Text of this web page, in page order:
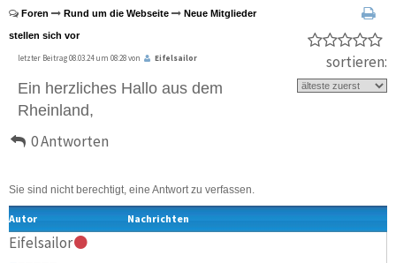
Foren Rund um die Webseite Neue Mitglieder
stellen sich vor
letzter Beitrag 08.03.24 um 08:28 von Eifelsailor
Ein herzliches Hallo aus dem
Rheinland,
0 Antworten
sortieren:
Sie sind nicht berechtigt, eine Antwort zu verfassen.
Autor Nachrichten
Eifelsailor